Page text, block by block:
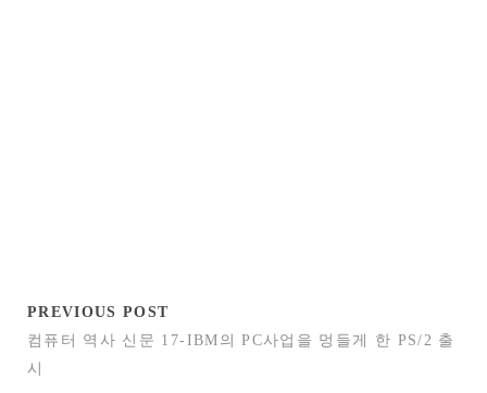
PREVIOUS POST
컴퓨터 역사 신문 17-IBM의 PC사업을 멍들게 한 PS/2 출
시